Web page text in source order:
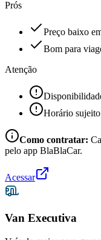
Prós
Preço baixo
Bom para
Atenção
Horário
Como contratar:
pelo app BlaBlaCar.
Acessar
Van Executiva